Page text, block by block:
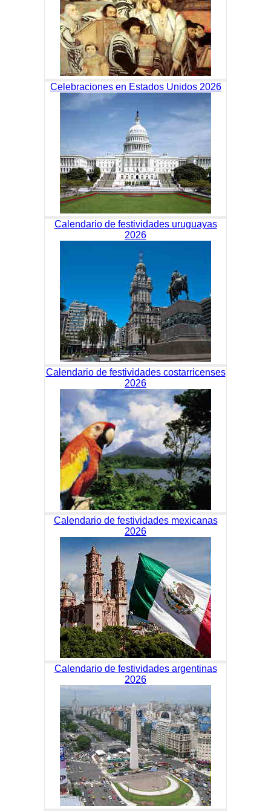
Celebraciones en Estados Unidos 2026
Calendario de festividades uruguayas
2026
Calendario de festividades costarricenses
2026
Calendario de festividades mexicanas
2026
Calendario de festividades argentinas
2026